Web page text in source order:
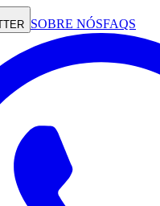
SOBRE NÓSFAQS